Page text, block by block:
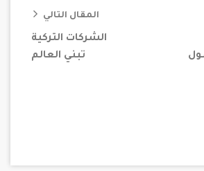
المقال التالي
الشركات التركية
تبني العالم